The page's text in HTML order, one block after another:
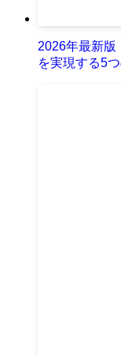
2026年最新版
を実現する5